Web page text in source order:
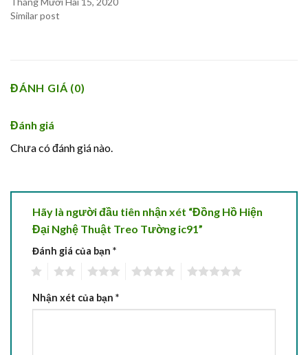
Similar post
ĐÁNH GIÁ (0)
Đánh giá
Chưa có đánh giá nào.
Hãy là người đầu tiên nhận xét “Đồng Hồ Hiện
Đại Nghệ Thuật Treo Tường ic91”
Đánh giá của bạn *
Nhận xét của bạn *